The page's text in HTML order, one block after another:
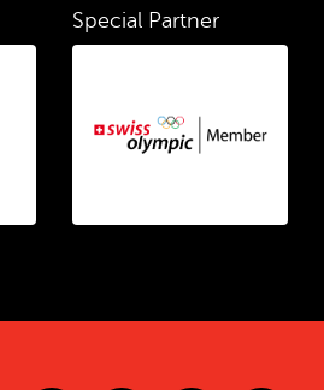
Special Partner